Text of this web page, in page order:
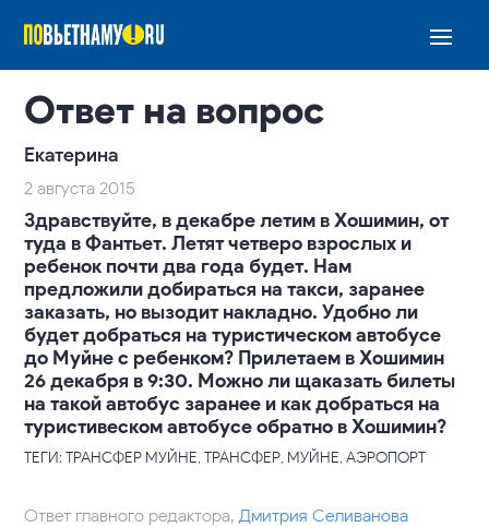
Ответ на вопрос
Екатерина
2 августа 2015
Здравствуйте, в декабре летим в Хошимин, от
туда в Фантьет. Летят четверо взрослых и
ребенок почти два года будет. Нам
предложили добираться на такси, заранее
заказать, но вызодит накладно. Удобно ли
будет добраться на туристическом автобусе
до Муйне с ребенком? Прилетаем в Хошимин
26 декабря в 9:30. Можно ли щаказать билеты
на такой автобус заранее и как добраться на
туристивеском автобусе обратно в Хошимин?
ТЕГИ: ТРАНСФЕР МУЙНЕ, ТРАНСФЕР, МУЙНЕ, АЭРОПОРТ
Ответ главного редактора,Дмитрия Селиванова